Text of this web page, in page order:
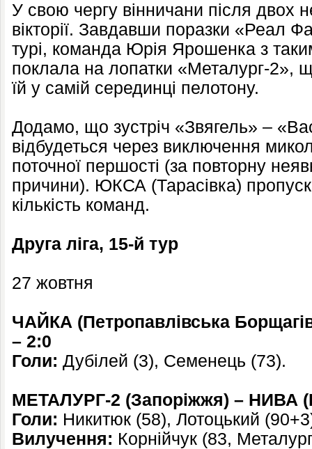
У свою чергу вінничани після двох
вікторії. Завдавши поразки «Реал
турі, команда Юрія Ярошенка з
поклала на лопатки «Металург-2»,
їй у самій серединці пелотону.
Додамо, що зустріч «Звягель» –
відбудеться через виключення
поточної першості (за повторну
причини). ЮКСА (Тарасівка)
кількість команд.
Друга ліга, 15-й тур
27 жовтня
ЧАЙКА (Петропавлівська
– 2:0
Голи: Дубілей (3), Семенець (73).
МЕТАЛУРГ-2 (Запоріжжя) – НИВА
Голи: Никитюк (58), Лотоцький
Вилучення: Корнійчук (83,